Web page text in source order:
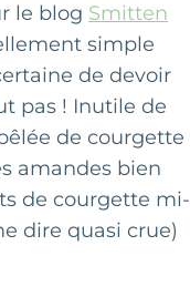
le blog Smitten
simple
de devoir
pas ! Inutile de
de courgette
amandes bien
de courgette mi-
dire quasi crue)